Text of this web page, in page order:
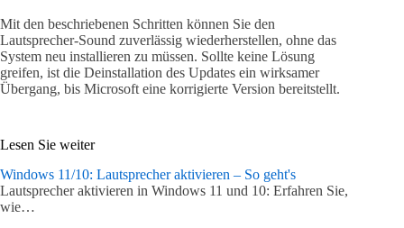
Mit den beschriebenen Schritten können Sie den
Lautsprecher-Sound zuverlässig wiederherstellen, ohne das
System neu installieren zu müssen. Sollte keine Lösung
greifen, ist die Deinstallation des Updates ein wirksamer
Übergang, bis Microsoft eine korrigierte Version bereitstellt.
Lesen Sie weiter
Windows 11/10: Lautsprecher aktivieren – So geht's
Lautsprecher aktivieren in Windows 11 und 10: Erfahren Sie,
wie…